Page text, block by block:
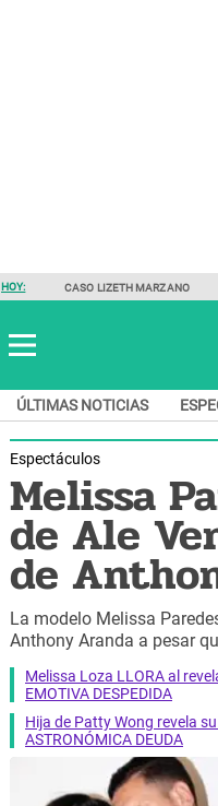
HOY: CASO LIZETH MARZANO
ÚLTIMAS NOTICIAS
Espectáculos
Melissa
de Ale
de
La modelo Melissa
Anthony Aranda a pesar
Melissa Loza LLORA al
EMOTIVA DESPEDIDA
Hija de Patty Wong revela
ASTRONÓMICA DEUDA